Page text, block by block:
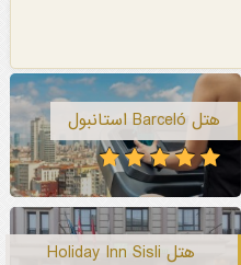
هتل Barceló استانبول
هتل Holiday Inn Sisli